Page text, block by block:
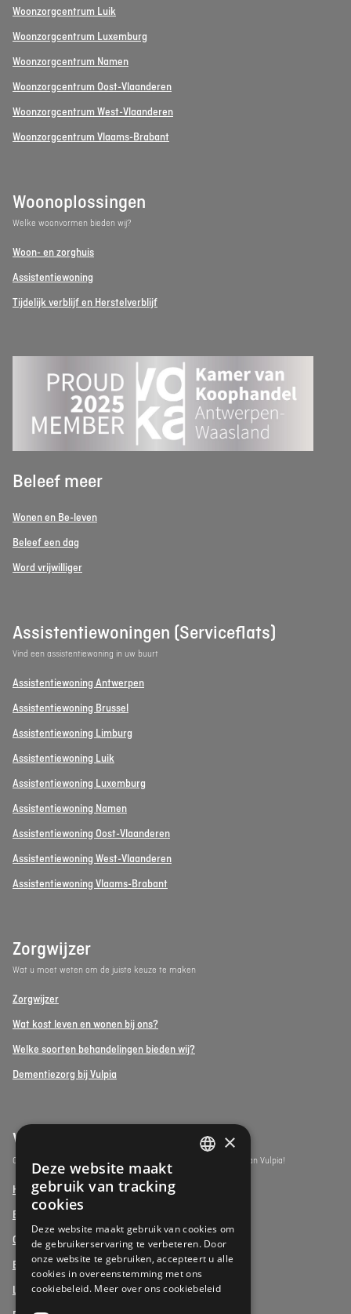
Woonzorgcentrum Luik
Woonzorgcentrum Luxemburg
Woonzorgcentrum Namen
Woonzorgcentrum Oost-Vlaanderen
Woonzorgcentrum West-Vlaanderen
Woonzorgcentrum Vlaams-Brabant
Woonoplossingen
Welke woonvormen bieden wij?
Woon- en zorghuis
Assistentiewoning
Tijdelijk verblijf en Herstelverblijf
Beleef meer
Wonen en Be-leven
Beleef een dag
Word vrijwilliger
Assistentiewoningen (Serviceflats)
Vind een assistentiewoning in uw buurt
Assistentiewoning Antwerpen
Assistentiewoning Brussel
Assistentiewoning Limburg
Assistentiewoning Luik
Assistentiewoning Luxemburg
Assistentiewoning Namen
Assistentiewoning Oost-Vlaanderen
Assistentiewoning West-Vlaanderen
Assistentiewoning Vlaams-Brabant
Zorgwijzer
Wat u moet weten om de juiste keuze te maken
Zorgwijzer
Wat kost leven en wonen bij ons?
Welke soorten behandelingen bieden wij?
Dementiezorg bij Vulpia
Vulpia Premium Living
Ontdek de assistentiewoningen onder het premium segment van Vulpia!
Henri Jaspar, Kraainem
Beukenhof aan Zee, Oostduinkerke
Oud Gemeentehuis, Werchter
Elysia Park, Antwerpen
La Vigie, Koksijde
DUTCH
×
Deze website maakt
gebruik van tracking
cookies
Deze website maakt gebruik van cookies om
de gebruikerservaring te verbeteren. Door
onze website te gebruiken, accepteert u alle
cookies in overeenstemming met ons
cookiebeleid. Meer over ons cookiebeleid